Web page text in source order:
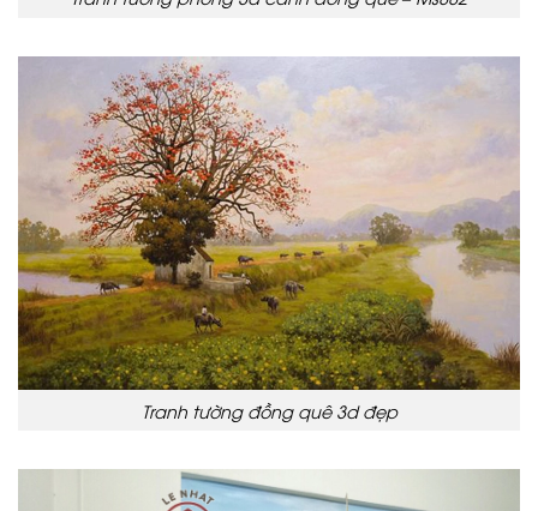
Tranh tường đồng quê 3d đẹp